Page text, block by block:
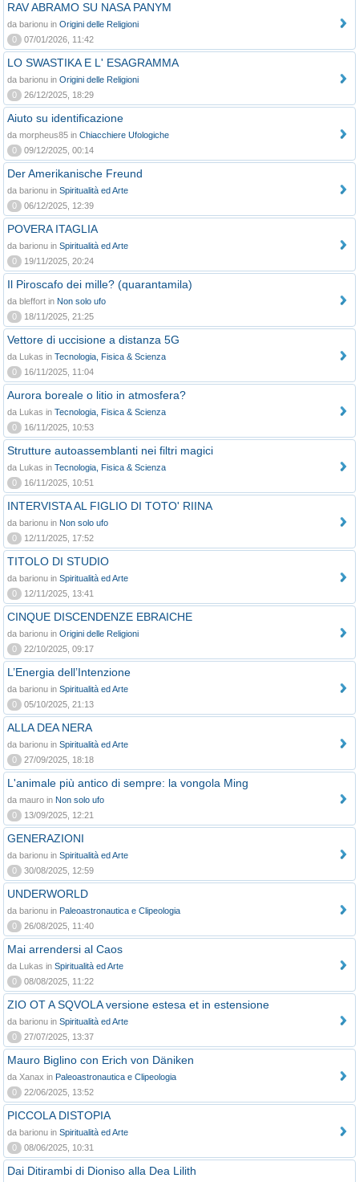
RAV ABRAMO SU NASA PANYM
da barionu in Origini delle Religioni
0
07/01/2026, 11:42
LO SWASTIKA E L' ESAGRAMMA
da barionu in Origini delle Religioni
0
26/12/2025, 18:29
Aiuto su identificazione
da morpheus85 in Chiacchiere Ufologiche
0
09/12/2025, 00:14
Der Amerikanische Freund
da barionu in Spiritualità ed Arte
0
06/12/2025, 12:39
POVERA ITAGLIA
da barionu in Spiritualità ed Arte
0
19/11/2025, 20:24
Il Piroscafo dei mille? (quarantamila)
da bleffort in Non solo ufo
0
18/11/2025, 21:25
Vettore di uccisione a distanza 5G
da Lukas in Tecnologia, Fisica & Scienza
0
16/11/2025, 11:04
Aurora boreale o litio in atmosfera?
da Lukas in Tecnologia, Fisica & Scienza
0
16/11/2025, 10:53
Strutture autoassemblanti nei filtri magici
da Lukas in Tecnologia, Fisica & Scienza
0
16/11/2025, 10:51
INTERVISTA AL FIGLIO DI TOTO' RIINA
da barionu in Non solo ufo
0
12/11/2025, 17:52
TITOLO DI STUDIO
da barionu in Spiritualità ed Arte
0
12/11/2025, 13:41
CINQUE DISCENDENZE EBRAICHE
da barionu in Origini delle Religioni
0
22/10/2025, 09:17
L’Energia dell’Intenzione
da barionu in Spiritualità ed Arte
0
05/10/2025, 21:13
ALLA DEA NERA
da barionu in Spiritualità ed Arte
0
27/09/2025, 18:18
L'animale più antico di sempre: la vongola Ming
da mauro in Non solo ufo
0
13/09/2025, 12:21
GENERAZIONI
da barionu in Spiritualità ed Arte
0
30/08/2025, 12:59
UNDERWORLD
da barionu in Paleoastronautica e Clipeologia
0
26/08/2025, 11:40
Mai arrendersi al Caos
da Lukas in Spiritualità ed Arte
0
08/08/2025, 11:22
ZIO OT A SQVOLA versione estesa et in estensione
da barionu in Spiritualità ed Arte
0
27/07/2025, 13:37
Mauro Biglino con Erich von Däniken
da Xanax in Paleoastronautica e Clipeologia
0
22/06/2025, 13:52
PICCOLA DISTOPIA
da barionu in Spiritualità ed Arte
0
08/06/2025, 10:31
Dai Ditirambi di Dioniso alla Dea Lilith